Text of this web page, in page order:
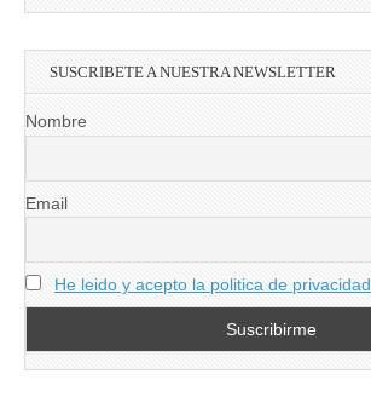
SUSCRIBETE A NUESTRA NEWSLETTER
Nombre
Email
He leido y acepto la politica de privacidad